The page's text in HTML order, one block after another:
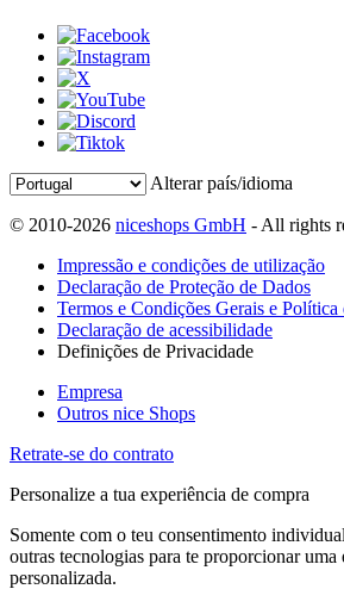
Alterar país/idioma
© 2010-2026 niceshops GmbH - All rights
Impressão e condições de utilização
Declaração de Proteção de Dados
Termos e Condições Gerais e Política
Declaração de acessibilidade
Definições de Privacidade
Empresa
Outros nice Shops
Retrate-se do contrato
Personalize a tua experiência de compra
Somente com o teu consentimento
outras tecnologias para te proporcionar uma
personalizada.